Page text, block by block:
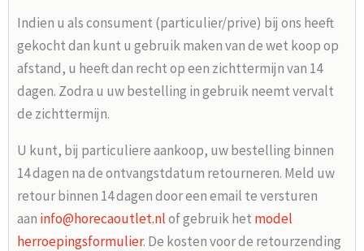
Indien u als consument (particulier/prive) bij ons heeft
gekocht dan kunt u gebruik maken van de wet koop op
afstand, u heeft dan recht op een zichttermijn van 14
dagen. Zodra u uw bestelling in gebruik neemt vervalt
de zichttermijn.
U kunt, bij particuliere aankoop, uw bestelling binnen
14 dagen na de ontvangstdatum retourneren. Meld uw
retour binnen 14 dagen door een email te versturen
aan info@horecaoutlet.nlof gebruik het model
herroepingsformulier. De kosten voor de retourzending